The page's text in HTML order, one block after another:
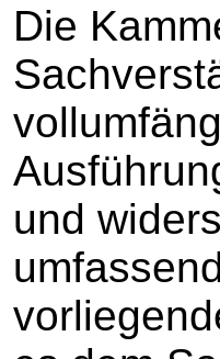
Die
und